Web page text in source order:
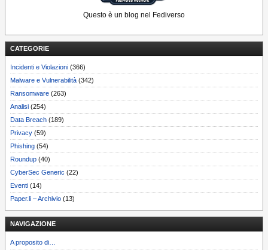
Questo è un blog nel Fediverso
CATEGORIE
Incidenti e Violazioni (366)
Malware e Vulnerabilità (342)
Ransomware (263)
Analisi (254)
Data Breach (189)
Privacy (59)
Phishing (54)
Roundup (40)
CyberSec Generic (22)
Eventi (14)
Paper.li – Archivio (13)
NAVIGAZIONE
A proposito di…